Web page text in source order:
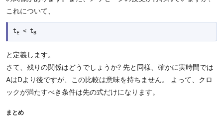
これについて、
t E < tB
と定義します。
さて、残りの関係はどうでしょうか? 先と同様、確かに実時間では
AはDより後ですが、この比較は意味を持ちません。 よって、クロ
ックが満たすべき条件は先の式だけになります。
まとめ